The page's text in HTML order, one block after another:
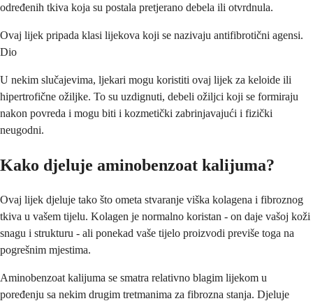
određenih tkiva koja su postala pretjerano debela ili otvrdnula.
Ovaj lijek pripada klasi lijekova koji se nazivaju antifibrotični agensi.
Dio
U nekim slučajevima, ljekari mogu koristiti ovaj lijek za keloide ili
hipertrofične ožiljke. To su uzdignuti, debeli ožiljci koji se formiraju
nakon povreda i mogu biti i kozmetički zabrinjavajući i fizički
neugodni.
Kako djeluje aminobenzoat kalijuma?
Ovaj lijek djeluje tako što ometa stvaranje viška kolagena i fibroznog
tkiva u vašem tijelu. Kolagen je normalno koristan - on daje vašoj koži
snagu i strukturu - ali ponekad vaše tijelo proizvodi previše toga na
pogrešnim mjestima.
Aminobenzoat kalijuma se smatra relativno blagim lijekom u
poređenju sa nekim drugim tretmanima za fibrozna stanja. Djeluje